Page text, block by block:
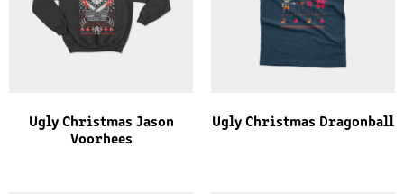
Ugly Christmas Jason
Voorhees
Ugly Christmas Dragonball